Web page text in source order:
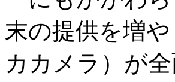
末の提供を増
カカメラ）が